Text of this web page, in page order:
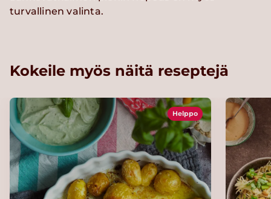
turvallinen valinta.
Kokeile myös näitä reseptejä
Helppo